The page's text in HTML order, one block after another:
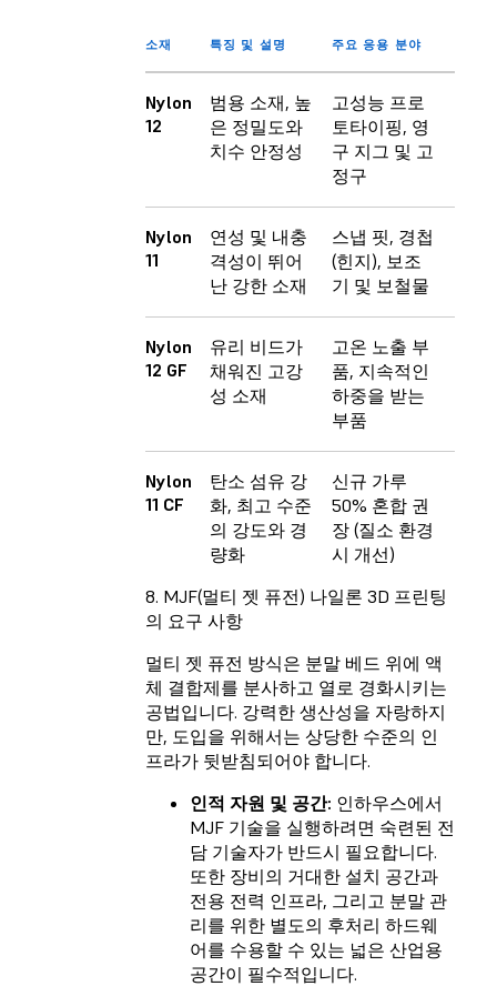
소재 특징 및 설명 주요 응용 분야
Nylon
12
범용 소재, 높
은 정밀도와
치수 안정성
고성능 프로
토타이핑, 영
구 지그 및 고
정구
Nylon
11
연성 및 내충
격성이 뛰어
난 강한 소재
스냅 핏, 경첩
(힌지), 보조
기 및 보철물
Nylon
12 GF
유리 비드가
채워진 고강
성 소재
고온 노출 부
품, 지속적인
하중을 받는
부품
Nylon
11 CF
탄소 섬유 강
화, 최고 수준
의 강도와 경
량화
신규 가루
50% 혼합 권
장 (질소 환경
시 개선)
8. MJF(멀티 젯 퓨전) 나일론 3D 프린팅
의 요구 사항
멀티 젯 퓨전 방식은 분말 베드 위에 액
체 결합제를 분사하고 열로 경화시키는
공법입니다. 강력한 생산성을 자랑하지
만, 도입을 위해서는 상당한 수준의 인
프라가 뒷받침되어야 합니다.
인적 자원 및 공간: 인하우스에서
MJF 기술을 실행하려면 숙련된 전
담 기술자가 반드시 필요합니다.
또한 장비의 거대한 설치 공간과
전용 전력 인프라, 그리고 분말 관
리를 위한 별도의 후처리 하드웨
어를 수용할 수 있는 넓은 산업용
공간이 필수적입니다.